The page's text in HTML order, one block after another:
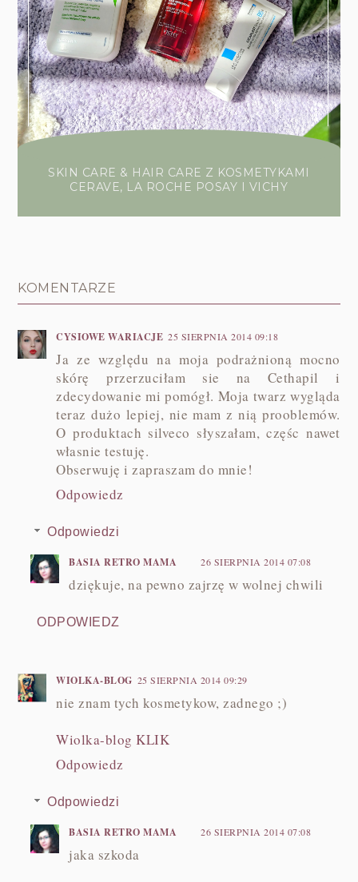
SKIN CARE & HAIR CARE Z KOSMETYKAMI
CERAVE, LA ROCHE POSAY I VICHY
KOMENTARZE
CYSIOWE WARIACJE 25 SIERPNIA 2014 09:18
Ja ze względu na moja podrażnioną mocno
skórę przerzuciłam sie na Cethapil i
zdecydowanie mi pomógł. Moja twarz wygląda
teraz dużo lepiej, nie mam z nią prooblemów.
O produktach silveco słyszałam, częśc nawet
własnie testuję.
Obserwuję i zapraszam do mnie!
Odpowiedz
Odpowiedzi
BASIA RETRO MAMA 26 SIERPNIA 2014 07:08
dziękuje, na pewno zajrzę w wolnej chwili
ODPOWIEDZ
WIOLKA-BLOG 25 SIERPNIA 2014 09:29
nie znam tych kosmetykow, zadnego ;)
Wiolka-blog KLIK
Odpowiedz
Odpowiedzi
BASIA RETRO MAMA 26 SIERPNIA 2014 07:08
jaka szkoda